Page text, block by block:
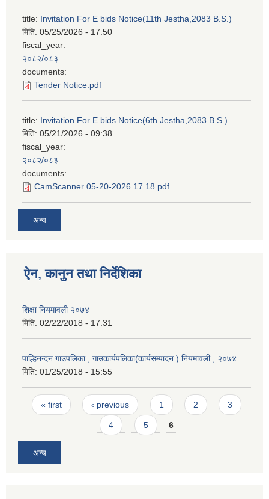
title: Invitation For E bids Notice(11th Jestha,2083 B.S.)
मिति: 05/25/2026 - 17:50
fiscal_year:
२०८२/०८३
documents:
Tender Notice.pdf
title: Invitation For E bids Notice(6th Jestha,2083 B.S.)
मिति: 05/21/2026 - 09:38
fiscal_year:
२०८२/०८३
documents:
CamScanner 05-20-2026 17.18.pdf
अन्य
ऐन, कानुन तथा निर्देशिका
शिक्षा नियमावली २०७४
मिति: 02/22/2018 - 17:31
पाल्हिनन्दन गाउपलिका , गाउकार्यपलिका(कार्यसम्पादन ) नियमावली , २०७४
मिति: 01/25/2018 - 15:55
Pages
« first ‹ previous 1 2 3
4 5 6
अन्य